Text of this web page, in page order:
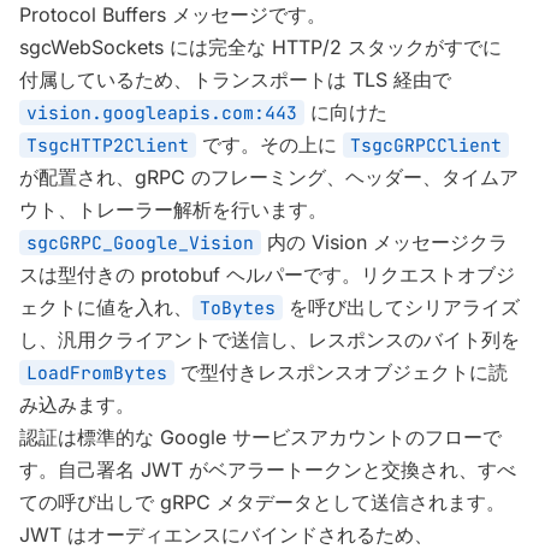
Protocol Buffers メッセージです。
sgcWebSockets には完全な HTTP/2 スタックがすでに
付属しているため、トランスポートは TLS 経由で
vision.googleapis.com:443 に向けた
TsgcHTTP2Client です。その上に TsgcGRPCClient
が配置され、gRPC のフレーミング、ヘッダー、タイムア
ウト、トレーラー解析を行います。
sgcGRPC_Google_Vision
内の Vision メッセージクラ
スは型付きの protobuf ヘルパーです。リクエストオブジ
ェクトに値を入れ、
ToBytes
を呼び出してシリアライズ
し、汎用クライアントで送信し、レスポンスのバイト列を
LoadFromBytes
で型付きレスポンスオブジェクトに読
み込みます。
認証は標準的な Google サービスアカウントのフローで
す。自己署名 JWT がベアラートークンと交換され、すべ
ての呼び出しで gRPC メタデータとして送信されます。
JWT はオーディエンスにバインドされるため、